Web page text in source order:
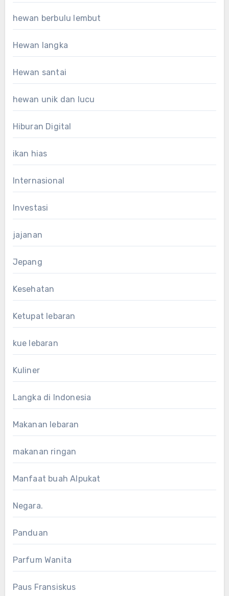
hewan berbulu lembut
Hewan langka
Hewan santai
hewan unik dan lucu
Hiburan Digital
ikan hias
Internasional
Investasi
jajanan
Jepang
Kesehatan
Ketupat lebaran
kue lebaran
Kuliner
Langka di Indonesia
Makanan lebaran
makanan ringan
Manfaat buah Alpukat
Negara.
Panduan
Parfum Wanita
Paus Fransiskus